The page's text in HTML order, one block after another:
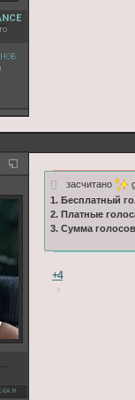
засчитано
1. Бесплатный
2. Платные
3. Сумма
+4